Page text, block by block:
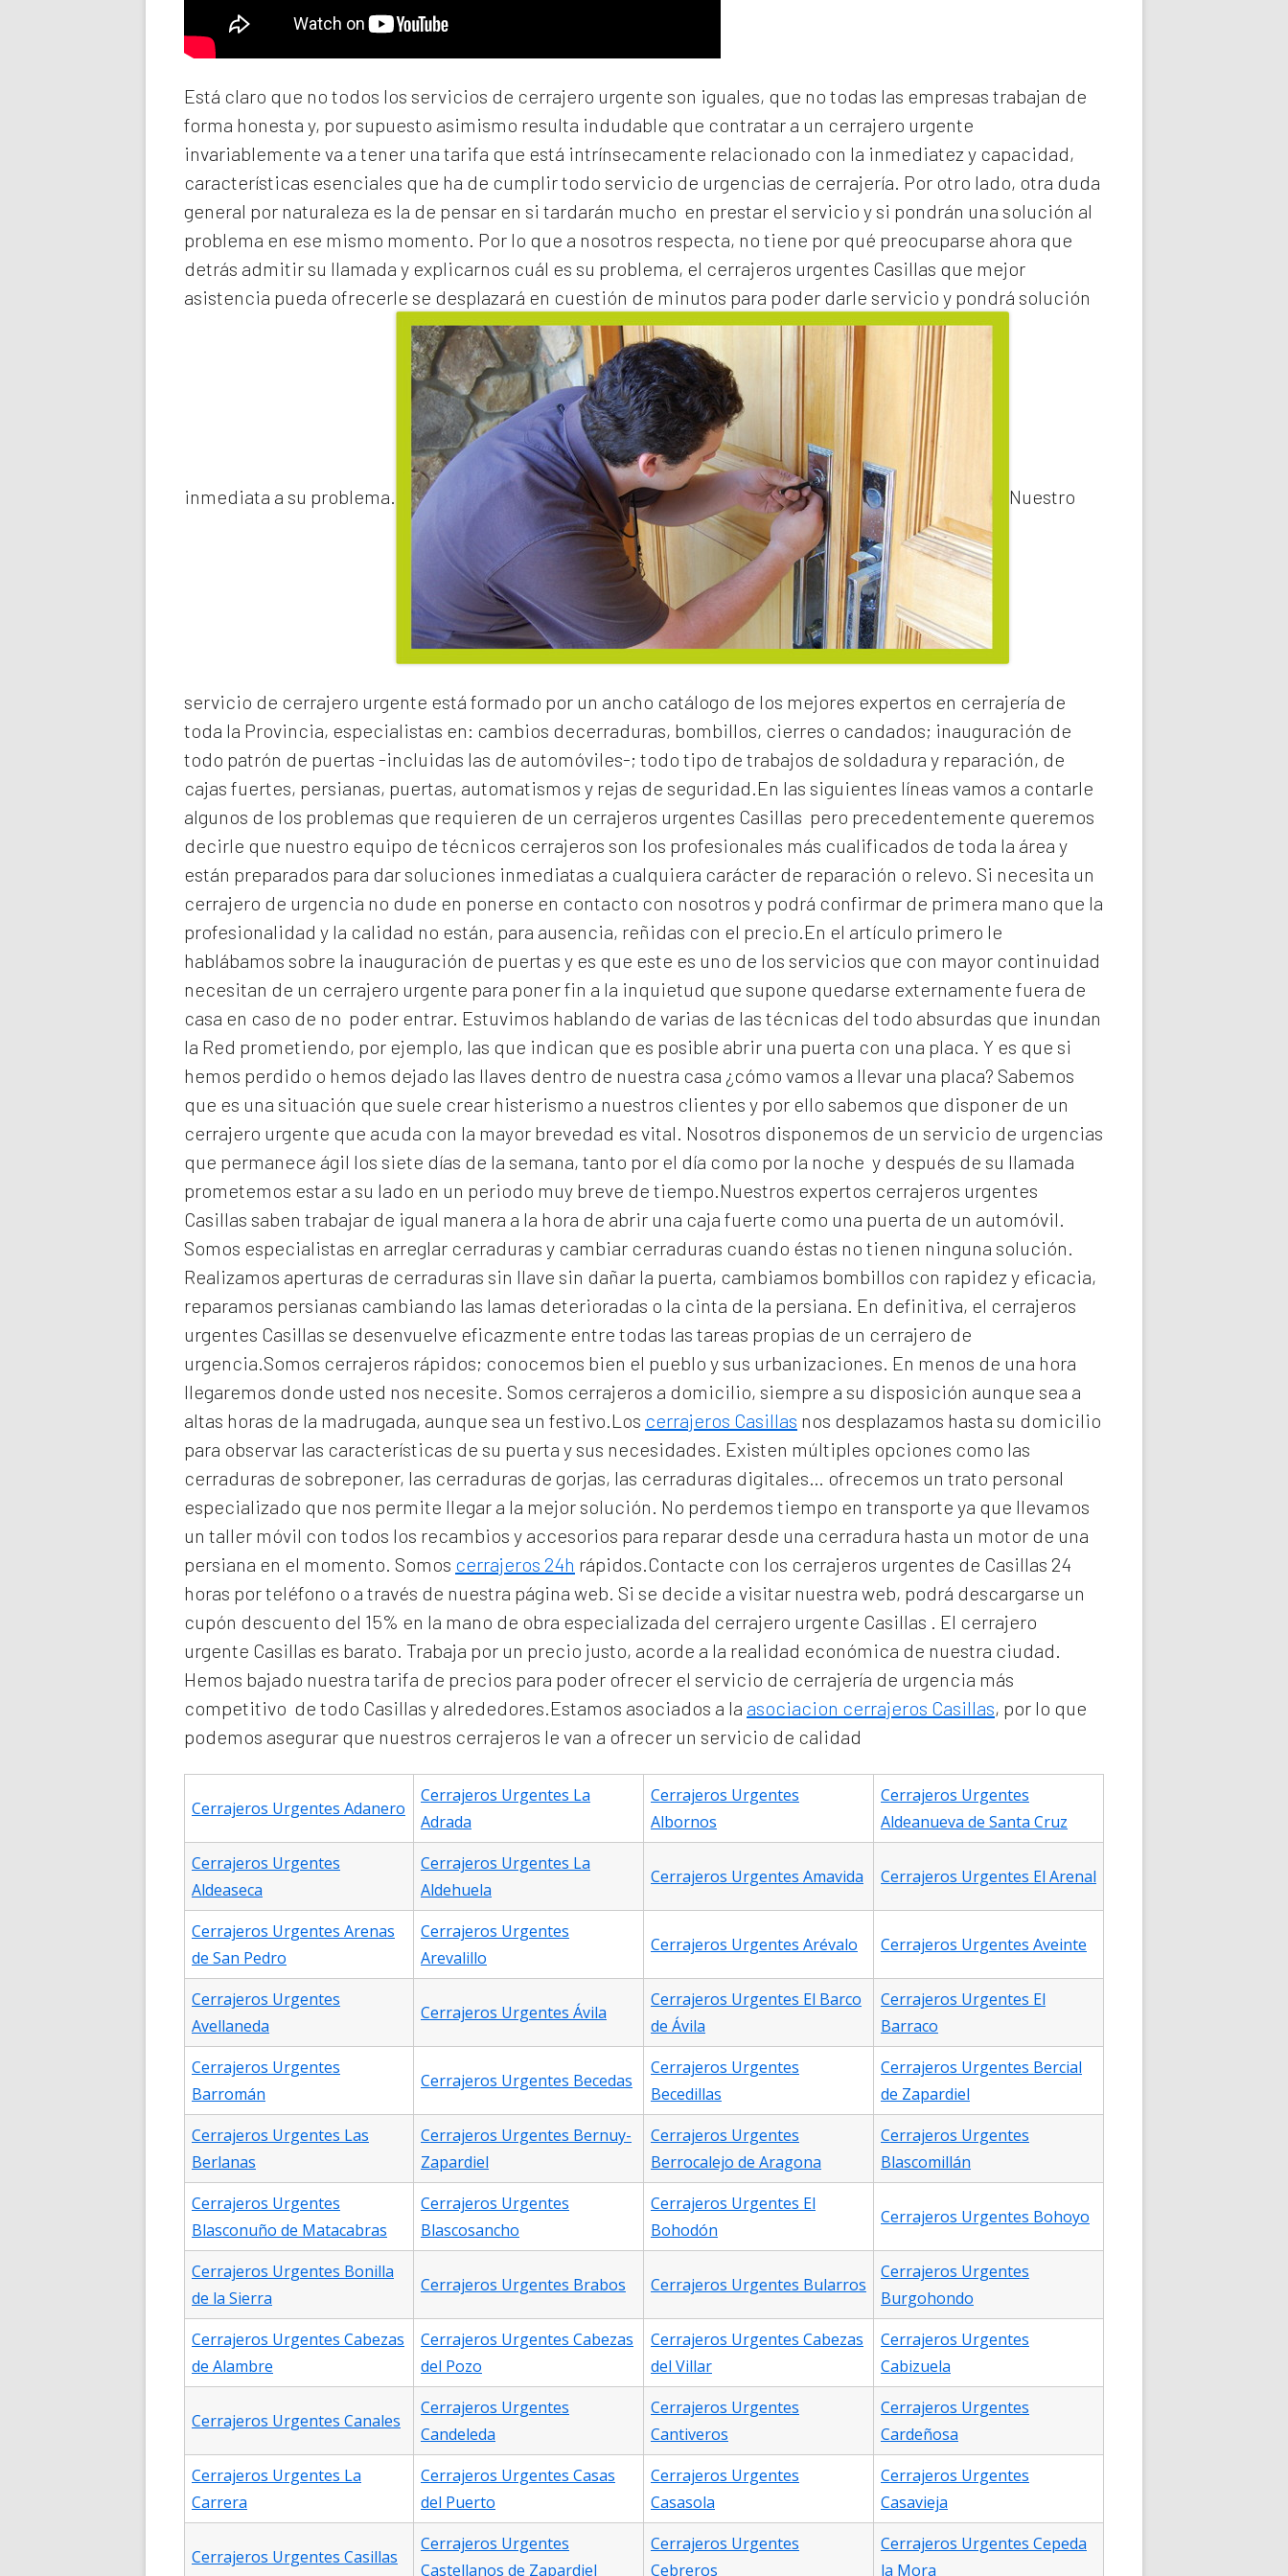
Está claro que no todos los servicios de cerrajero urgente son iguales, que no todas las empresas trabajan de
forma honesta y, por supuesto asimismo resulta indudable que contratar a un cerrajero urgente
invariablemente va a tener una tarifa que está intrínsecamente relacionado con la inmediatez y capacidad,
características esenciales que ha de cumplir todo servicio de urgencias de cerrajería. Por otro lado, otra duda
general por naturaleza es la de pensar en si tardarán mucho en prestar el servicio y si pondrán una solución al
problema en ese mismo momento. Por lo que a nosotros respecta, no tiene por qué preocuparse ahora que
detrás admitir su llamada y explicarnos cuál es su problema, el cerrajeros urgentes Casillas que mejor
asistencia pueda ofrecerle se desplazará en cuestión de minutos para poder darle servicio y pondrá solución
inmediata a su problema. Nuestro
servicio de cerrajero urgente está formado por un ancho catálogo de los mejores expertos en cerrajería de
toda la Provincia, especialistas en: cambios decerraduras, bombillos, cierres o candados; inauguración de
todo patrón de puertas -incluidas las de automóviles-; todo tipo de trabajos de soldadura y reparación, de
cajas fuertes, persianas, puertas, automatismos y rejas de seguridad.En las siguientes líneas vamos a contarle
algunos de los problemas que requieren de un cerrajeros urgentes Casillas pero precedentemente queremos
decirle que nuestro equipo de técnicos cerrajeros son los profesionales más cualificados de toda la área y
están preparados para dar soluciones inmediatas a cualquiera carácter de reparación o relevo. Si necesita un
cerrajero de urgencia no dude en ponerse en contacto con nosotros y podrá confirmar de primera mano que la
profesionalidad y la calidad no están, para ausencia, reñidas con el precio.En el artículo primero le
hablábamos sobre la inauguración de puertas y es que este es uno de los servicios que con mayor continuidad
necesitan de un cerrajero urgente para poner fin a la inquietud que supone quedarse externamente fuera de
casa en caso de no poder entrar. Estuvimos hablando de varias de las técnicas del todo absurdas que inundan
la Red prometiendo, por ejemplo, las que indican que es posible abrir una puerta con una placa. Y es que si
hemos perdido o hemos dejado las llaves dentro de nuestra casa ¿cómo vamos a llevar una placa? Sabemos
que es una situación que suele crear histerismo a nuestros clientes y por ello sabemos que disponer de un
cerrajero urgente que acuda con la mayor brevedad es vital. Nosotros disponemos de un servicio de urgencias
que permanece ágil los siete días de la semana, tanto por el día como por la noche y después de su llamada
prometemos estar a su lado en un periodo muy breve de tiempo.Nuestros expertos cerrajeros urgentes
Casillas saben trabajar de igual manera a la hora de abrir una caja fuerte como una puerta de un automóvil.
Somos especialistas en arreglar cerraduras y cambiar cerraduras cuando éstas no tienen ninguna solución.
Realizamos aperturas de cerraduras sin llave sin dañar la puerta, cambiamos bombillos con rapidez y eficacia,
reparamos persianas cambiando las lamas deterioradas o la cinta de la persiana. En definitiva, el cerrajeros
urgentes Casillas se desenvuelve eficazmente entre todas las tareas propias de un cerrajero de
urgencia.Somos cerrajeros rápidos; conocemos bien el pueblo y sus urbanizaciones. En menos de una hora
llegaremos donde usted nos necesite. Somos cerrajeros a domicilio, siempre a su disposición aunque sea a
altas horas de la madrugada, aunque sea un festivo.Los cerrajeros Casillas nos desplazamos hasta su domicilio
para observar las características de su puerta y sus necesidades. Existen múltiples opciones como las
cerraduras de sobreponer, las cerraduras de gorjas, las cerraduras digitales… ofrecemos un trato personal
especializado que nos permite llegar a la mejor solución. No perdemos tiempo en transporte ya que llevamos
un taller móvil con todos los recambios y accesorios para reparar desde una cerradura hasta un motor de una
persiana en el momento. Somos cerrajeros 24h rápidos.Contacte con los cerrajeros urgentes de Casillas 24
horas por teléfono o a través de nuestra página web. Si se decide a visitar nuestra web, podrá descargarse un
cupón descuento del 15% en la mano de obra especializada del cerrajero urgente Casillas . El cerrajero
urgente Casillas es barato. Trabaja por un precio justo, acorde a la realidad económica de nuestra ciudad.
Hemos bajado nuestra tarifa de precios para poder ofrecer el servicio de cerrajería de urgencia más
competitivo de todo Casillas y alrededores.Estamos asociados a la asociacion cerrajeros Casillas, por lo que
podemos asegurar que nuestros cerrajeros le van a ofrecer un servicio de calidad
Cerrajeros Urgentes Adanero
Cerrajeros Urgentes La
Adrada
Cerrajeros Urgentes
Albornos
Cerrajeros Urgentes
Aldeanueva de Santa Cruz
Cerrajeros Urgentes
Aldeaseca
Cerrajeros Urgentes La
Aldehuela
Cerrajeros Urgentes Amavida Cerrajeros Urgentes El Arenal
Cerrajeros Urgentes Arenas
de San Pedro
Cerrajeros Urgentes
Arevalillo
Cerrajeros Urgentes Arévalo Cerrajeros Urgentes Aveinte
Cerrajeros Urgentes
Avellaneda
Cerrajeros Urgentes Ávila
Cerrajeros Urgentes El Barco
de Ávila
Cerrajeros Urgentes El
Barraco
Cerrajeros Urgentes
Barromán
Cerrajeros Urgentes Becedas
Cerrajeros Urgentes
Becedillas
Cerrajeros Urgentes Bercial
de Zapardiel
Cerrajeros Urgentes Las
Berlanas
Cerrajeros Urgentes Bernuy-
Zapardiel
Cerrajeros Urgentes
Berrocalejo de Aragona
Cerrajeros Urgentes
Blascomillán
Cerrajeros Urgentes
Blasconuño de Matacabras
Cerrajeros Urgentes
Blascosancho
Cerrajeros Urgentes El
Bohodón
Cerrajeros Urgentes Bohoyo
Cerrajeros Urgentes Bonilla
de la Sierra
Cerrajeros Urgentes Brabos Cerrajeros Urgentes Bularros
Cerrajeros Urgentes
Burgohondo
Cerrajeros Urgentes Cabezas
de Alambre
Cerrajeros Urgentes Cabezas
del Pozo
Cerrajeros Urgentes Cabezas
del Villar
Cerrajeros Urgentes
Cabizuela
Cerrajeros Urgentes Canales
Cerrajeros Urgentes
Candeleda
Cerrajeros Urgentes
Cantiveros
Cerrajeros Urgentes
Cardeñosa
Cerrajeros Urgentes La
Carrera
Cerrajeros Urgentes Casas
del Puerto
Cerrajeros Urgentes
Casasola
Cerrajeros Urgentes
Casavieja
Cerrajeros Urgentes Casillas
Cerrajeros Urgentes
Castellanos de Zapardiel
Cerrajeros Urgentes
Cebreros
Cerrajeros Urgentes Cepeda
la Mora